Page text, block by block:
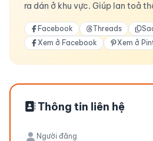
ra dán ở khu vực. Giúp lan toả
Facebook Threads
Xem ở Facebook
Xem ở
Thông tin liên hệ
Người đăng